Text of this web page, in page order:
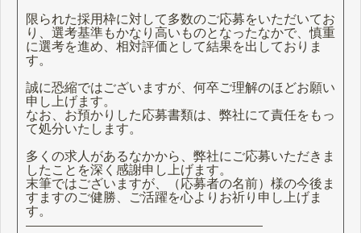
限られた採用枠に対して多数のご応募をいただいてお
り、選考基準もかなり高いものとなったなかで、慎重
に選考を進め、相対評価として結果を出しておりま
す。
誠に恐縮ではございますが、何卒ご理解のほどお願い
申し上げます。
なお、お預かりした応募書類は、弊社にて責任をもっ
て処分いたします。
多くの求人があるなかから、弊社にご応募いただきま
したことを深く感謝申し上げます。
末筆ではございますが、（応募者の名前）様の今後ま
すますのご健勝、ご活躍を心よりお祈り申し上げま
す。
―――――――――――――――――――――